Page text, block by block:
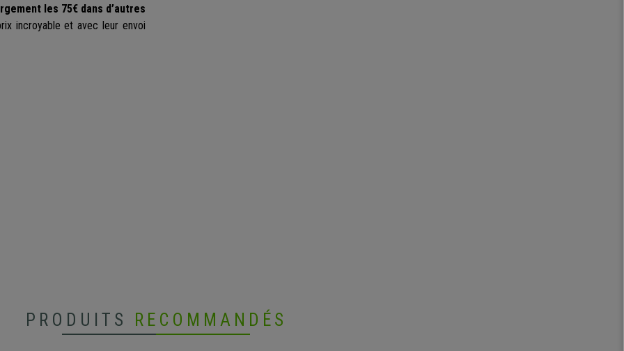
les 75€ dans d’autres
incroyable et avec leur envoi
PRODUITS RECOMMANDÉS